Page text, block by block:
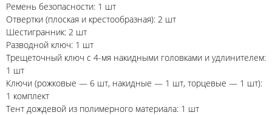
Ремень безопасности: 1 шт
Отвертки (плоская и крестообразная): 2 шт
Шестигранник: 2 шт
Разводной ключ: 1 шт
Трещеточный ключ с 4-мя накидными головками и удлинителем:
1 шт
Ключи (рожковые — 6 шт, накидные — 1 шт, торцевые — 1 шт):
1 комплект
Тент дождевой из полимерного материала: 1 шт